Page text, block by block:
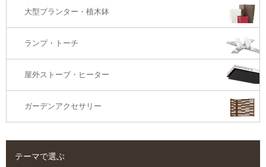
大型プランター・植木鉢
ランプ・トーチ
屋外ストーブ・ヒーター
ガーデンアクセサリー
テーマで選ぶ